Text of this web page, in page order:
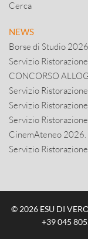
Cerca
NEWS
Borse di Studio 2026 ..
Servizio Ristorazione
CONCORSO
Servizio Ristorazione,
Servizio Ristorazione
Servizio Ristorazione,
CinemAteneo 2026.
Servizio Ristorazione
© 2026 ESU DI
+39 045